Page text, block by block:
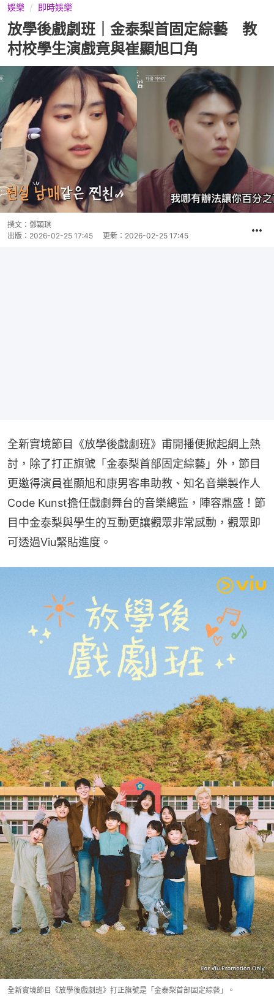
娛樂 即時娛樂
放學後戲劇班｜金泰梨首固定綜藝 教
村校學生演戲竟與崔顯旭口角
撰文： 鄧穎琪
出版： 2026-02-25 17:45 更新： 2026-02-25 17:45
全新實境節目《放學後戲劇班》甫開播便掀起網上熱
討，除了打正旗號「金泰梨首部固定綜藝」外，節目
更邀得演員崔顯旭和康男客串助教、知名音樂製作人
Code Kunst擔任戲劇舞台的音樂總監，陣容鼎盛！節
目中金泰梨與學生的互動更讓觀眾非常感動，觀眾即
可透過Viu緊貼進度。
全新實境節目《放學後戲劇班》打正旗號是「金泰梨首部固定綜藝」。